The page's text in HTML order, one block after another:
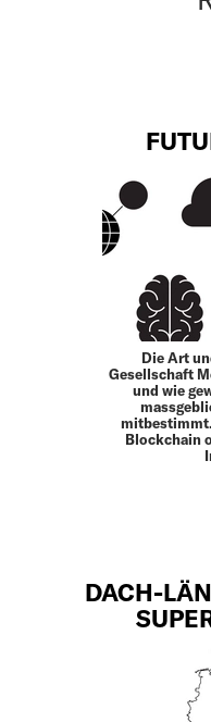
Die Art
Gesellschaft
und wie
Blockchain
DACH-